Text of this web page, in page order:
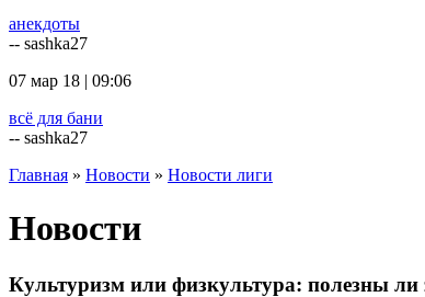
анекдоты
-- sashka27
07 мар 18 | 09:06
всё для бани
-- sashka27
Главная » Новости » Новости лиги
Новости
Культуризм или физкультура: полезны ли